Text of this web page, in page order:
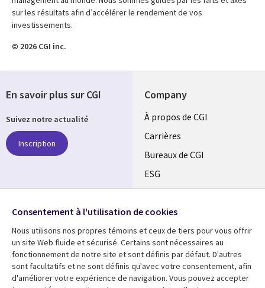
sur les résultats afin d’accélérer le rendement de vos
investissements.
© 2026 CGI inc.
Company
Useful
links
CANADA
FR
À propos de CGI
Carrières
Bureaux de CGI
ESG
Alliances
Ressources Support
En savoir plus sur CGI
Suivez notre actualité
Inscription
Media
CANADA
Consentement à l'utilisation de cookies
Nous utilisons nos propres témoins et ceux de tiers pour vous offrir
un site Web fluide et sécurisé. Certains sont nécessaires au
fonctionnement de notre site et sont définis par défaut. D'autres
sont facultatifs et ne sont définis qu'avec votre consentement, afin
d'améliorer votre expérience de navigation. Vous pouvez accepter